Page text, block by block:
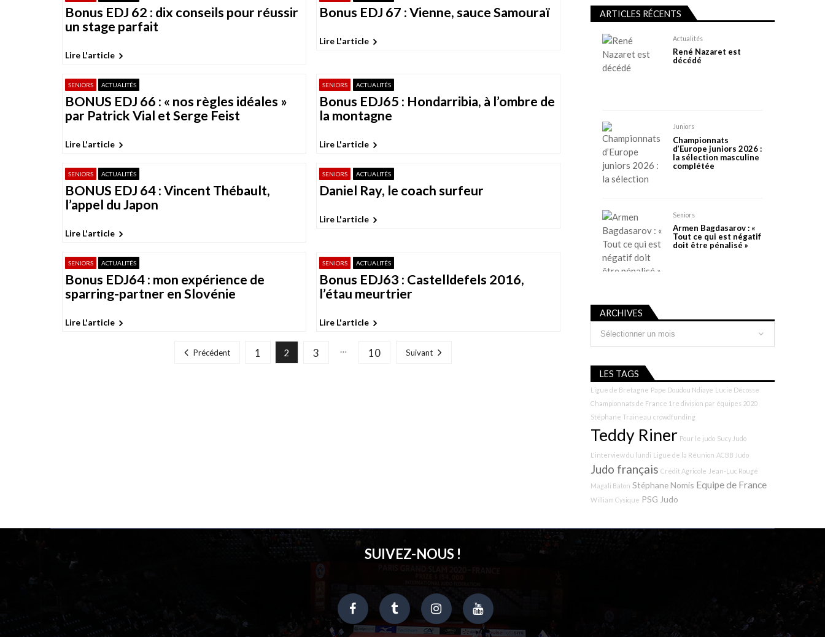
Bonus EDJ 62 : dix conseils pour réussir
un stage parfait
Lire L'article
Bonus EDJ 67 : Vienne, sauce Samouraï
Lire L'article
SENIORS ACTUALITÉS
BONUS EDJ 66 : « nos règles idéales »
par Patrick Vial et Serge Feist
Lire L'article
SENIORS ACTUALITÉS
Bonus EDJ65 : Hondarribia, à l’ombre de
la montagne
Lire L'article
SENIORS ACTUALITÉS
BONUS EDJ 64 : Vincent Thébault,
l’appel du Japon
Lire L'article
SENIORS ACTUALITÉS
Daniel Ray, le coach surfeur
Lire L'article
SENIORS ACTUALITÉS
Bonus EDJ64 : mon expérience de
sparring-partner en Slovénie
Lire L'article
SENIORS ACTUALITÉS
Bonus EDJ63 : Castelldefels 2016,
l’étau meurtrier
Lire L'article
t
n
d
e
s
p
u
l
c
a
i
o
n
s
Précédent 1 2 3 … 10 Suivant
ARTICLES RÉCENTS
Actualités
René Nazaret est
décédé
Juniors
Championnats
d’Europe juniors 2026 :
la sélection masculine
complétée
Seniors
Armen Bagdasarov : «
Tout ce qui est négatif
doit être pénalisé »
ARCHIVES
LES TAGS
Ligue de Bretagne Pape Doudou Ndiaye Lucie Décosse
Championnats de France 1re division par équipes 2020
Stéphane Traineau crowdfunding
Teddy Riner Pour le judo Sucy Judo
L'interview du lundi Ligue de la Réunion ACBB Judo
Judo français Crédit Agricole Jean-Luc Rougé
Magali Baton Stéphane Nomis Equipe de France
William Cysique PSG Judo
SUIVEZ-NOUS !